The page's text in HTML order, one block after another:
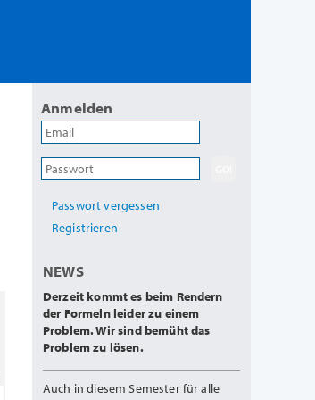
Anmelden
Passwort vergessen
Registrieren
NEWS
Derzeit kommt es beim Rendern
der Formeln leider zu einem
Problem. Wir sind bemüht das
Problem zu lösen.
Auch in diesem Semester für alle